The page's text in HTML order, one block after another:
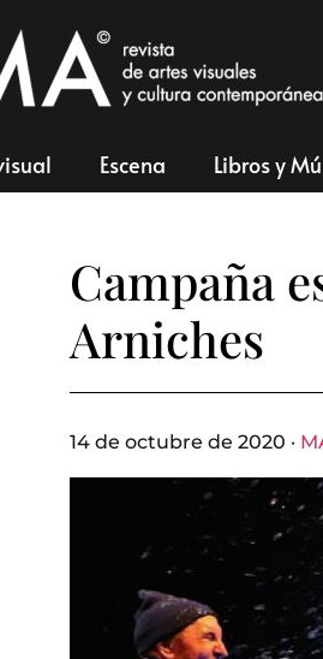
Escena Libros y
Campaña
Arniches
14 de octubre de 2020 ·